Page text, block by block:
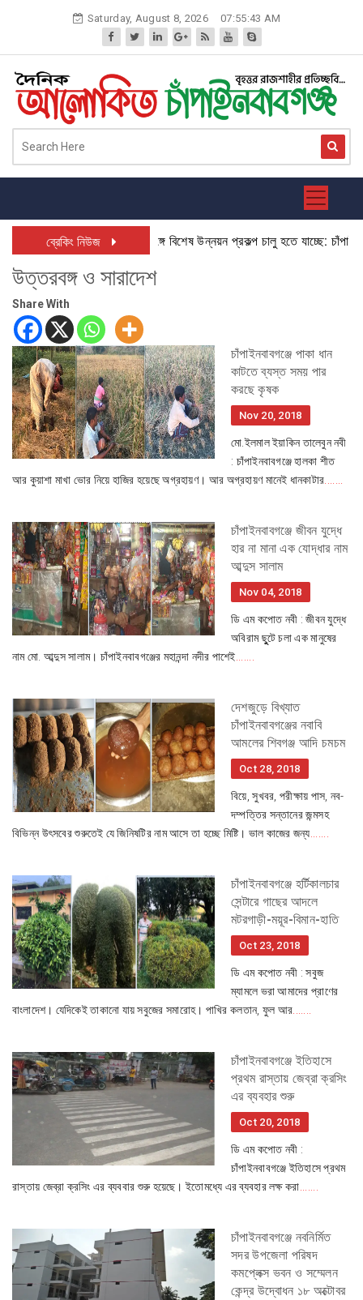
Saturday, August 8, 2026 07:55:44 AM
ব্রেকিং নিউজ
উত্তরবঙ্গে বিশেষ উন্নয়ন প্রকল্প চালু হতে যাচ্ছে: চাঁপাইনবাবগঞ্জে
উত্তরবঙ্গ ও সারাদেশ
Share With
চাঁপাইনবাবগঞ্জে পাকা ধান
কাটতে ব্যস্ত সময় পার
করছে কৃষক
Nov 20, 2018
মো.ইলমাল ইয়াকিন তালেবুন নবী
: চাঁপাইনবাবগঞ্জে হালকা শীত
আর কুয়াশা মাখা ভোর নিয়ে হাজির হয়েছে অগ্রহায়ণ। আর অগ্রহায়ণ মানেই ধানকাটার.......
চাঁপাইনবাবগঞ্জে জীবন যুদ্ধে
হার না মানা এক যোদ্ধার নাম
আব্দুস সালাম
Nov 04, 2018
ডি এম কপোত নবী : জীবন যুদ্ধে
অবিরাম ছুুটে চলা এক মানুষের
নাম মো. আব্দুস সালাম। চাঁপাইনবাবগঞ্জের মহানন্দা নদীর পাশেই.......
দেশজুড়ে বিখ্যাত
চাঁপাইনবাবগঞ্জের নবাবি
আমলের শিবগঞ্জ আদি চমচম
Oct 28, 2018
বিয়ে, সুখবর, পরীক্ষায় পাস, নব-
দম্পত্তির সন্তানের জন্মসহ
বিভিন্ন উৎসবের শুরুতেই যে জিনিষটির নাম আসে তা হচ্ছে মিষ্টি। ভাল কাজের জন্য.......
চাঁপাইনবাবগঞ্জে হর্টিকালচার
সেন্টারে গাছের আদলে
মটরগাড়ী-ময়ূর-বিমান-হাতি
Oct 23, 2018
ডি এম কপোত নবী : সবুজ
ম্যামলে ভরা আমাদের প্রাণের
বাংলাদেশ। যেদিকেই তাকানো যায় সবুজের সমারোহ। পাখির কলতান, ফুল আর.......
চাঁপাইনবাবগঞ্জে ইতিহাসে
প্রথম রাস্তায় জেব্রা ক্রসিং
এর ব্যবহার শুরু
Oct 20, 2018
ডি এম কপোত নবী :
চাঁপাইনবাবগঞ্জে ইতিহাসে প্রথম
রাস্তায় জেব্রা ক্রসিং এর ব্যববার শুরু হয়েছে। ইতোমধ্যে এর ব্যবহার লক্ষ করা.......
চাঁপাইনবাবগঞ্জে নবনির্মিত
সদর উপজেলা পরিষদ
কমপ্লেক্স ভবন ও সম্মেলন
কেন্দ্র উদ্বোধন ১৮ অক্টোবর